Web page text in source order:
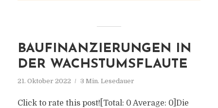
BAUFINANZIERUNGEN IN
DER WACHSTUMSFLAUTE
21. Oktober 2022 3 Min. Lesedauer
Click to rate this post![Total: 0 Average: 0]Die